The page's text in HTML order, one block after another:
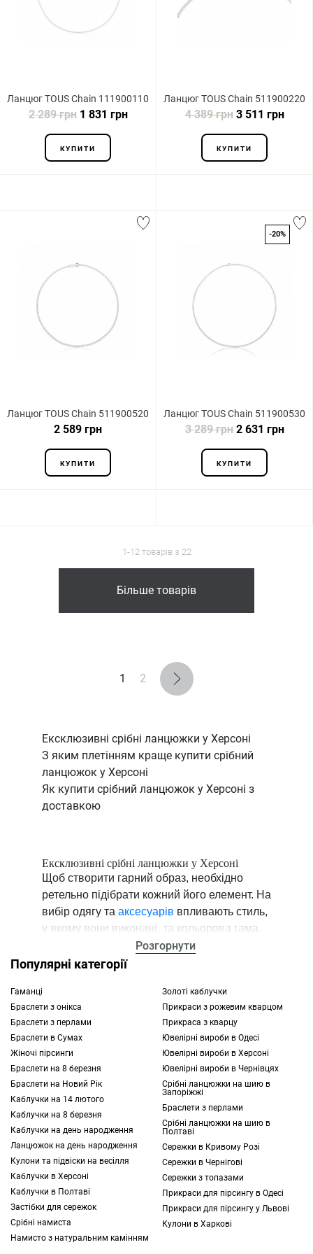
Ланцюг TOUS Chain 111900110
2 289 грн1 831 грн
КУПИТИ
Ланцюг TOUS Chain 511900220
4 389 грн3 511 грн
КУПИТИ
Ланцюг TOUS Chain 511900520
2 589 грн
КУПИТИ
-20%
Ланцюг TOUS Chain 511900530
3 289 грн2 631 грн
КУПИТИ
1-12 товарів з 22
Більше товарів
1 2
Ексклюзивні срібні ланцюжки у Херсоні
З яким плетінням краще купити срібний
ланцюжок у Херсоні
Як купити срібний ланцюжок у Херсоні з
доставкою
Ексклюзивні срібні ланцюжки у Херсоні
Щоб створити гарний образ, необхідно
ретельно підібрати кожний його елемент. На
вибір одягу та аксесуарів впливають стиль,
у якому вони виконані, та кольорова гама.
Прикраси частіше вибираються
нейтральніші, щоб була можливість їх
Для подібних цілей підійде срібний
ланцюжок, у Херсоні купити яку можна з
різним плетінням, довжиною та іншими
конструктивними особливостями.
На сайті інтернет-магазину TOUS вам
доступний широкий вибір різних прикрас та
аксесуарів. Для швидкого пошуку
потрібного виробу скористайтеся
сортуванням за фільтрами, а потім
оформляйте онлайн.
З яким плетінням краще купити срібний
ланцюжок у Херсоні
Брендова продукція виготовлена ​​із
Розгорнути
Популярні категорії
Гаманці
Браслети з онікса
Браслети з перлами
Браслети в Сумах
Жіночі пірсинги
Браслети на 8 березня
Браслети на Новий Рік
Каблучки на 14 лютого
Каблучки на 8 березня
Каблучки на день народження
Ланцюжок на день народження
Кулони та підвіски на весілля
Каблучки в Херсоні
Каблучки в Полтаві
Застібки для сережок
Срібні намиста
Намисто з натуральним камінням
Золоті каблучки
Прикраси з рожевим кварцом
Прикраса з кварцу
Ювелірні вироби в Одесі
Ювелірні вироби в Херсоні
Ювелірні вироби в Чернівцях
Срібні ланцюжки на шию в
Запоріжжі
Браслети з перлами
Срібні ланцюжки на шию в
Полтаві
Сережки в Кривому Розі
Сережки в Чернігові
Сережки з топазами
Прикраси для пірсингу в Одесі
Прикраси для пірсингу у Львові
Кулони в Харкові